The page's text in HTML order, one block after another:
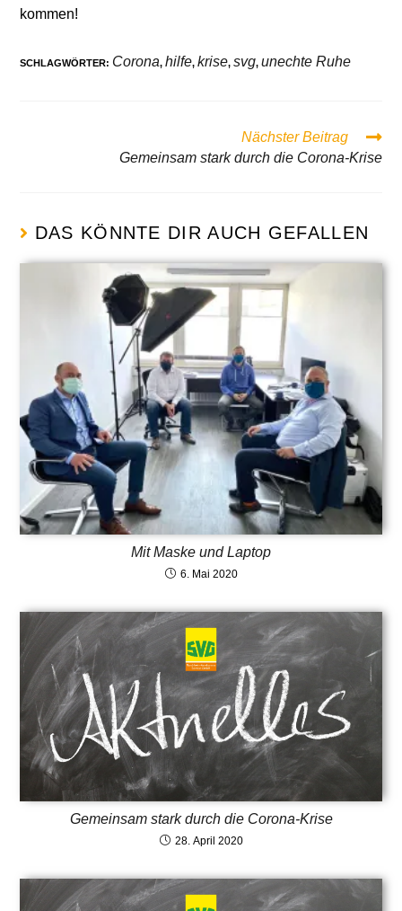
kommen!
SCHLAGWÖRTER: Corona, hilfe, krise, svg, unechte Ruhe
Nächster Beitrag
Gemeinsam stark durch die Corona-Krise
DAS KÖNNTE DIR AUCH GEFALLEN
Mit Maske und Laptop
6. Mai 2020
Gemeinsam stark durch die Corona-Krise
28. April 2020